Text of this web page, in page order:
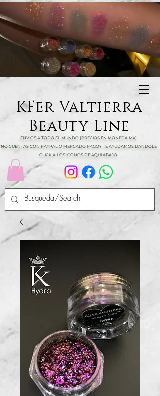
KFer Valtierra
Beauty Line
ENVIOS A TODO EL MUNDO (PRECIOS EN MONEDA MX)
NO CUENTAS CON PAYPAL O MERCADO PAGO? TE AYUDAMOS DANDOLE
CLICK A LOS ICONOS DE AQUI ABAJO